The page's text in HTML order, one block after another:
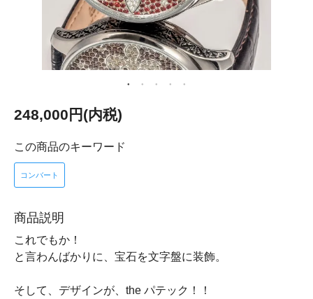
248,000円(内税)
この商品のキーワード
コンバート
商品説明
これでもか！
と言わんばかりに、宝石を文字盤に装飾。
そして、デザインが、the パテック！！